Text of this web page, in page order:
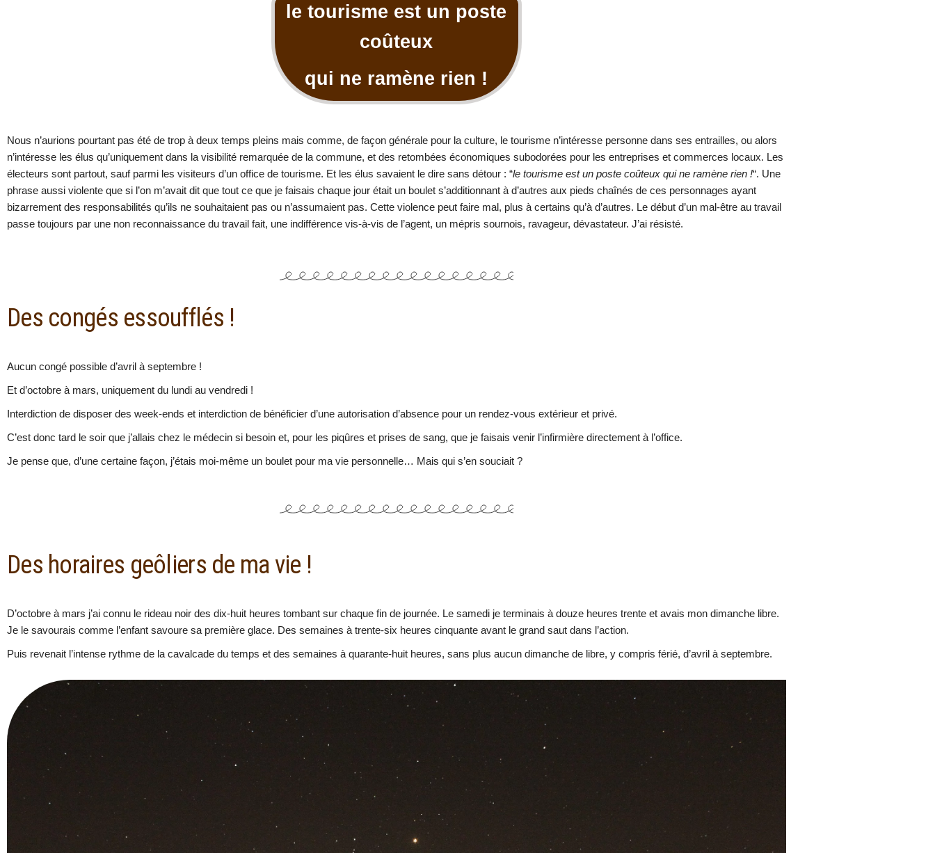
le tourisme est un poste
coûteux
qui ne ramène rien !
Nous n’aurions pourtant pas été de trop à deux temps pleins mais comme, de façon générale pour la culture, le tourisme n’intéresse personne dans ses entrailles, ou alors
n’intéresse les élus qu’uniquement dans la visibilité remarquée de la commune, et des retombées économiques subodorées pour les entreprises et commerces locaux. Les
électeurs sont partout, sauf parmi les visiteurs d’un office de tourisme. Et les élus savaient le dire sans détour : “le tourisme est un poste coûteux qui ne ramène rien !“. Une
phrase aussi violente que si l’on m’avait dit que tout ce que je faisais chaque jour était un boulet s’additionnant à d’autres aux pieds chaînés de ces personnages ayant
bizarrement des responsabilités qu’ils ne souhaitaient pas ou n’assumaient pas. Cette violence peut faire mal, plus à certains qu’à d’autres. Le début d’un mal-être au travail
passe toujours par une non reconnaissance du travail fait, une indifférence vis-à-vis de l’agent, un mépris sournois, ravageur, dévastateur. J’ai résisté.
Des congés essoufflés !
Aucun congé possible d’avril à septembre !
Et d’octobre à mars, uniquement du lundi au vendredi !
Interdiction de disposer des week-ends et interdiction de bénéficier d’une autorisation d’absence pour un rendez-vous extérieur et privé.
C’est donc tard le soir que j’allais chez le médecin si besoin et, pour les piqûres et prises de sang, que je faisais venir l’infirmière directement à l’office.
Je pense que, d’une certaine façon, j’étais moi-même un boulet pour ma vie personnelle… Mais qui s’en souciait ?
Des horaires geôliers de ma vie !
D’octobre à mars j’ai connu le rideau noir des dix-huit heures tombant sur chaque fin de journée. Le samedi je terminais à douze heures trente et avais mon dimanche libre.
Je le savourais comme l’enfant savoure sa première glace. Des semaines à trente-six heures cinquante avant le grand saut dans l’action.
Puis revenait l’intense rythme de la cavalcade du temps et des semaines à quarante-huit heures, sans plus aucun dimanche de libre, y compris férié, d’avril à septembre.